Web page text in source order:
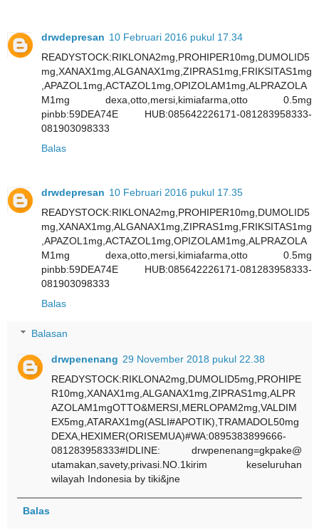
drwdepresan 10 Februari 2016 pukul 17.34
READYSTOCK:RIKLONA2mg,PROHIPER10mg,DUMOLID5
mg,XANAX1mg,ALGANAX1mg,ZIPRAS1mg,FRIKSITAS1mg
,APAZOL1mg,ACTAZOL1mg,OPIZOLAM1mg,ALPRAZOLA
M1mg dexa,otto,mersi,kimiafarma,otto 0.5mg
pinbb:59DEA74E HUB:085642226171-081283958333-
081903098333
Balas
drwdepresan 10 Februari 2016 pukul 17.35
READYSTOCK:RIKLONA2mg,PROHIPER10mg,DUMOLID5
mg,XANAX1mg,ALGANAX1mg,ZIPRAS1mg,FRIKSITAS1mg
,APAZOL1mg,ACTAZOL1mg,OPIZOLAM1mg,ALPRAZOLA
M1mg dexa,otto,mersi,kimiafarma,otto 0.5mg
pinbb:59DEA74E HUB:085642226171-081283958333-
081903098333
Balas
Balasan
drwpenenang 29 November 2018 pukul 22.38
READYSTOCK:RIKLONA2mg,DUMOLID5mg,PROHIPE
R10mg,XANAX1mg,ALGANAX1mg,ZIPRAS1mg,ALPR
AZOLAM1mgOTTO&MERSI,MERLOPAM2mg,VALDIM
EX5mg,ATARAX1mg(ASLI#APOTIK),TRAMADOL50mg
DEXA,HEXIMER(ORISEMUA)#WA:0895383899666-
081283958333#IDLINE: drwpenenang=gkpake@
utamakan,savety,privasi.NO.1kirim keseluruhan
wilayah Indonesia by tiki&jne
Balas